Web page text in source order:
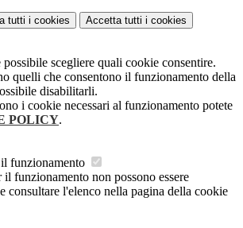
tutti i cookies Accetta tutti i cookies
possibile scegliere quali cookie consentire.
quelli che consentono il funzionamento della
disabilitarli.
i cookie necessari al funzionamento potete
POLICY.
funzionamento
il funzionamento non possono essere
consultare l'elenco nella pagina della cookie